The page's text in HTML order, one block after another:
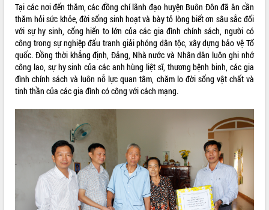
THÔNG TIN CHỈ ĐẠO ĐIỀU HÀNH
HỆ THỐNG VĂN BẢN
VĂN BẢN HĐND TỈNH
ĐIỂM TIN VĂN BẢN
QUY HOẠCH - KẾ HOẠCH
Tại các nơi đến thăm, các đồng chí lãnh đạo huyện Buôn Đôn đã ân cần
thăm hỏi sức khỏe, đời sống sinh hoạt và bày tỏ lòng biết ơn sâu sắc đối
với sự hy sinh, cống hiến to lớn của các gia đình chính sách, người có
công trong sự nghiệp đấu tranh giải phóng dân tộc, xây dựng bảo vệ Tổ
quốc. Đồng thời khẳng định, Đảng, Nhà nước và Nhân dân luôn ghi nhớ
công lao, sự hy sinh của các anh hùng liệt sĩ, thương bệnh binh, các gia
đình chính sách và luôn nỗ lực quan tâm, chăm lo đời sống vật chất và
tinh thần của các gia đình có công với cách mạng.